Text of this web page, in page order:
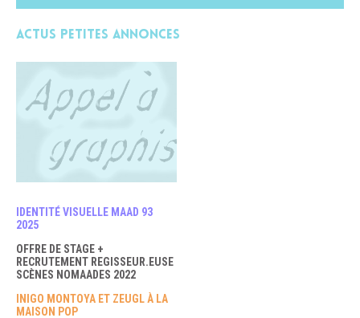
Actus petites annonces
IDENTITÉ VISUELLE MAAD 93
2025
OFFRE DE STAGE +
RECRUTEMENT REGISSEUR.EUSE
SCÈNES NOMAADES 2022
INIGO MONTOYA ET ZEUGL À LA
MAISON POP